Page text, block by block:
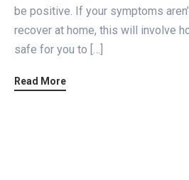
be positive. If your symptoms
recover at home, this will involve
safe for you to […]
Read More